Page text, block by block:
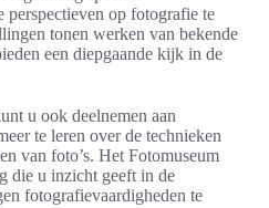
op fotografie te
tonen werken van bekende
een diepgaande kijk in de
u ook deelnemen aan
te leren over de technieken
van foto’s. Het Fotomuseum
die u inzicht geeft in de
fotografievaardigheden te